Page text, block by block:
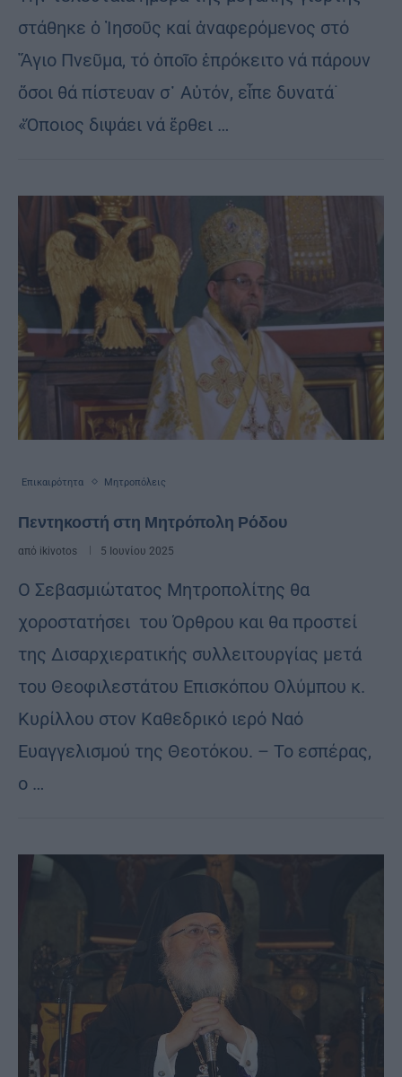
στάθηκε ὁ Ἰησοῦς καί ἀναφερόμενος στό
Ἅγιο Πνεῦμα, τό ὁποῖο ἐπρόκειτο νά πάρουν
ὅσοι θά πίστευαν σ᾿ Αὐτόν, εἶπε δυνατά˙
«Ὅποιος διψάει νά ἔρθει …
Επικαιρότητα Μητροπόλεις
Πεντηκοστή στη Μητρόπολη Ρόδου
από ikivotos 5 Ιουνίου 2025
Ο Σεβασμιώτατος Μητροπολίτης θα
χοροστατήσει του Όρθρου και θα προστεί
της Δισαρχιερατικής συλλειτουργίας μετά
του Θεοφιλεστάτου Επισκόπου Ολύμπου κ.
Κυρίλλου στον Καθεδρικό ιερό Ναό
Ευαγγελισμού της Θεοτόκου. – Το εσπέρας,
ο …